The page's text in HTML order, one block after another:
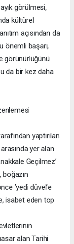
görülmesi,
kültürel
açısından da
önemli başarı,
görünürlüğünü
da bir kez daha
yaptırılan
yer alan
Geçilmez’
boğazın
’yedi düvel’e
isabet eden top
alan Tarihi